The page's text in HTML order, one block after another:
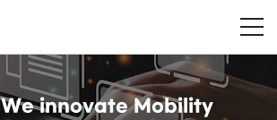
We innovate Mobility